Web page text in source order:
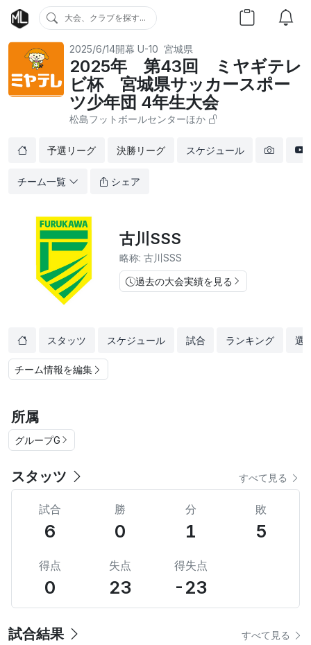
大会、クラブを探す...
2025/6/14開幕 U-10 宮城県
2025年 第43回 ミヤギテレ
ビ杯 宮城県サッカースポー
ツ少年団 4年生大会
松島フットボールセンターほか
予選リーグ 決勝リーグ スケジュール
チーム一覧 シェア
古川SSS
略称: 古川SSS
過去の大会実績を見る
スタッツ スケジュール 試合 ランキング 選
チーム情報を編集
所属
グループG
スタッツ すべて見る
試合
6
勝
0
分
1
敗
5
得点
0
失点
23
得失点
-23
試合結果 すべて見る